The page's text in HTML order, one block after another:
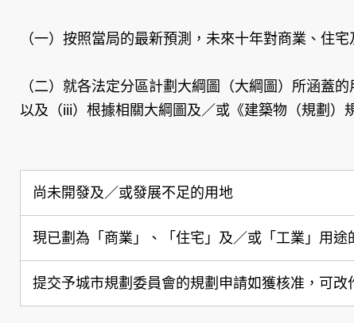
（一）按照當局的最新預測，未來十年對商業、住
（二）就各法定分區計劃大綱圖（大綱圖）所涵蓋
以及（iii）根據相關大綱圖及／或《建築物（規劃
尚未開發及／或發展不足的用地
現已劃為「商業」、「住宅」及／或「工業」用途
提交予城市規劃委員會的規劃申請如獲核准，可